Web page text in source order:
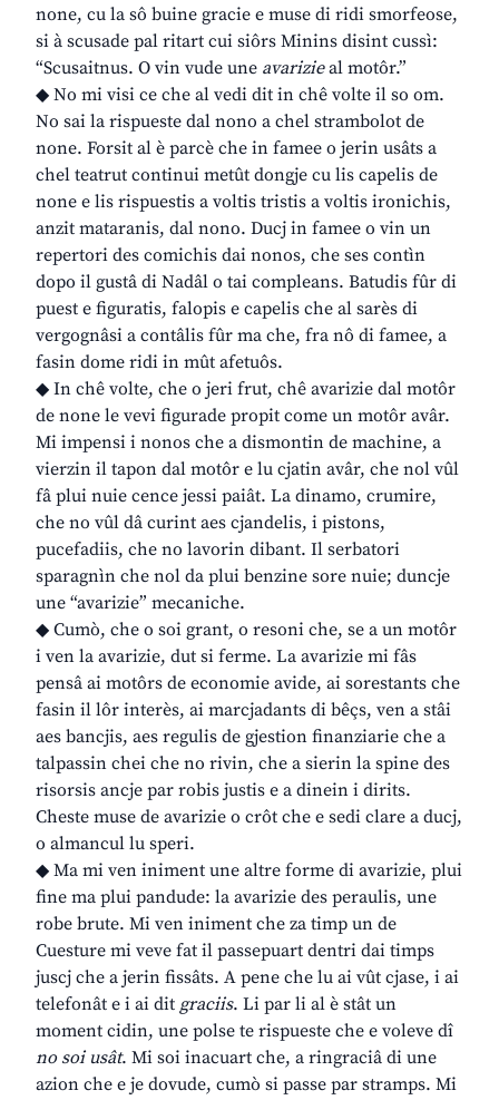
none, cu la sô buine gracie e muse di ridi smorfeose,
si à scusade pal ritart cui siôrs Minins disint cussì:
“Scusaitnus. O vin vude une avarizieal motôr.”
◆ No mi visi ce che al vedi dit in chê volte il so om.
No sai la rispueste dal nono a chel strambolot de
none. Forsit al è parcè che in famee o jerin usâts a
chel teatrut continui metût dongje cu lis capelis de
none e lis rispuestis a voltis tristis a voltis ironichis,
anzit mataranis, dal nono. Ducj in famee o vin un
repertori des comichis dai nonos, che ses contìn
dopo il gustâ di Nadâl o tai compleans. Batudis fûr di
puest e figuratis, falopis e capelis che al sarès di
vergognâsi a contâlis fûr ma che, fra nô di famee, a
fasin dome ridi in mût afetuôs.
◆ In chê volte, che o jeri frut, chê avarizie dal motôr
de none le vevi figurade propit come un motôr avâr.
Mi impensi i nonos che a dismontin de machine, a
vierzin il tapon dal motôr e lu cjatin avâr, che nol vûl
fâ plui nuie cence jessi paiât. La dinamo, crumire,
che no vûl dâ curint aes cjandelis, i pistons,
pucefadiis, che no lavorin dibant. Il serbatori
sparagnìn che nol da plui benzine sore nuie; duncje
une “avarizie” mecaniche.
◆ Cumò, che o soi grant, o resoni che, se a un motôr
i ven la avarizie, dut si ferme. La avarizie mi fâs
pensâ ai motôrs de economie avide, ai sorestants che
fasin il lôr interès, ai marcjadants di bêçs, ven a stâi
aes bancjis, aes regulis de gjestion finanziarie che a
talpassin chei che no rivin, che a sierin la spine des
risorsis ancje par robis justis e a dinein i dirits.
Cheste muse de avarizie o crôt che e sedi clare a ducj,
o almancul lu speri.
◆ Ma mi ven iniment une altre forme di avarizie, plui
fine ma plui pandude: la avarizie des peraulis, une
robe brute. Mi ven iniment che za timp un de
Cuesture mi veve fat il passepuart dentri dai timps
juscj che a jerin fissâts. A pene che lu ai vût cjase, i ai
telefonât e i ai dit graciis. Li par li al è stât un
moment cidin, une polse te rispueste che e voleve dî
no soi usât. Mi soi inacuart che, a ringraciâ di une
azion che e je dovude, cumò si passe par stramps. Mi